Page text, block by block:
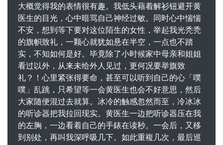
大概觉得我的表情很有趣。我低头藉着解衫钮避开黄
医生的目光，心中暗骂自己神经过敏。同时心中惴惴
不安，想到等下要对这位陌生的女性，举起我光秃秃
的旗帜致礼，一颗心就犹如悬在半空，一点也不踏
实，不知如何是好。毕竟除了小时候家中母亲和姐姐
看过以外，从来未给外人见过，更何况要举旗致
礼？！心里紧张得要命，甚至可以听到自己的心「噗
噗」乱跳，只希望等一会黄医生也会不好意思，然后
大家随便混过去就算。冰冷的触感忽然而至，冷冰冰
的听诊器把我拉回现实。黄医生一边把听诊器压在我
的左胸，一边看着自己的手錶在读秒。一会后，又移
到别处，再叫我深呼吸几下。如此重複几次，最后巡